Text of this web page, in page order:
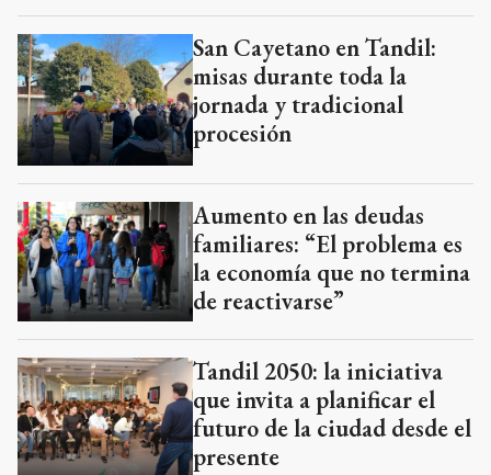
San Cayetano en Tandil:
misas durante toda la
jornada y tradicional
procesión
Aumento en las deudas
familiares: “El problema es
la economía que no termina
de reactivarse”
Tandil 2050: la iniciativa
que invita a planificar el
futuro de la ciudad desde el
presente